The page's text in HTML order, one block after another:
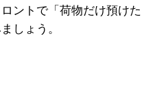
ントで「荷物だけ預けた
しょう。